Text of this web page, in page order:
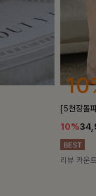
10%
[5천장돌파/
10%
리뷰 카운트 영